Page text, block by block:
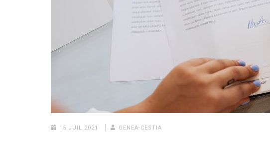
15 JUIL 2021 GENEA-CESTIA